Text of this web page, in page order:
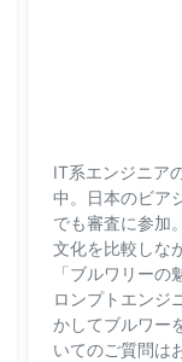
IT系エンジニア
中。日本のビア
でも審査に参加
文化を比較しな
「ブルワリー
ロンプトエンジ
かしてブルワー
いてのご質問は